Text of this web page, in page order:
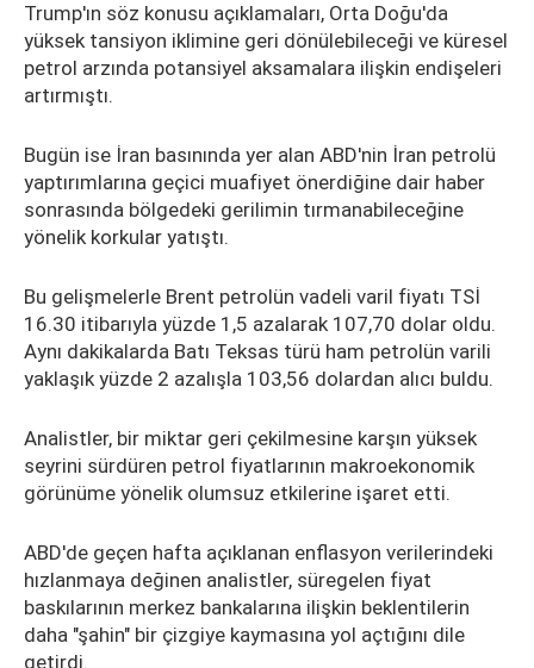
Trump'ın söz konusu açıklamaları, Orta Doğu'da
yüksek tansiyon iklimine geri dönülebileceği ve küresel
petrol arzında potansiyel aksamalara ilişkin endişeleri
artırmıştı.
Bugün ise İran basınında yer alan ABD'nin İran petrolü
yaptırımlarına geçici muafiyet önerdiğine dair haber
sonrasında bölgedeki gerilimin tırmanabileceğine
yönelik korkular yatıştı.
Bu gelişmelerle Brent petrolün vadeli varil fiyatı TSİ
16.30 itibarıyla yüzde 1,5 azalarak 107,70 dolar oldu.
Aynı dakikalarda Batı Teksas türü ham petrolün varili
yaklaşık yüzde 2 azalışla 103,56 dolardan alıcı buldu.
Analistler, bir miktar geri çekilmesine karşın yüksek
seyrini sürdüren petrol fiyatlarının makroekonomik
görünüme yönelik olumsuz etkilerine işaret etti.
ABD'de geçen hafta açıklanan enflasyon verilerindeki
hızlanmaya değinen analistler, süregelen fiyat
baskılarının merkez bankalarına ilişkin beklentilerin
daha "şahin" bir çizgiye kaymasına yol açtığını dile
getirdi.